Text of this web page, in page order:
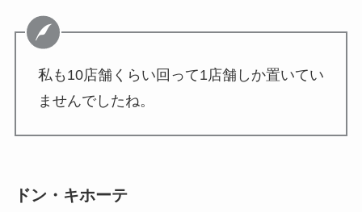
私も10店舗くらい回って1店舗しか置いてい
ませんでしたね。
ドン・キホーテ